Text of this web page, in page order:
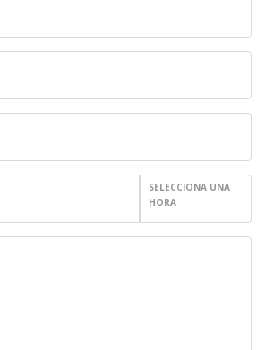
SELECCIONA UNA
HORA